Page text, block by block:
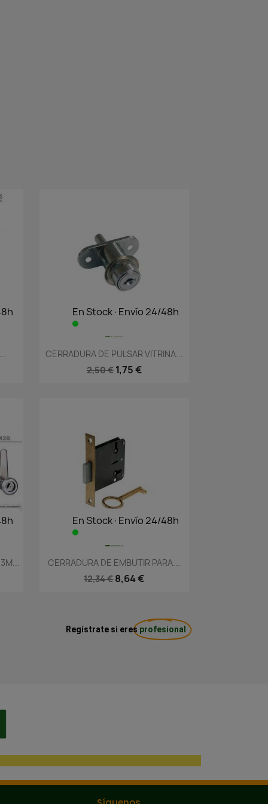
En Stock·Envío 24/48h
Vista rápida
CERRADURA DE PULSAR VITRINA...
2,50 € 1,75 €
En Stock·Envío 24/48h
Vista rápida
CERRADURA DE EMBUTIR PARA...
12,34 € 8,64 €
Regístrate si eres profesional